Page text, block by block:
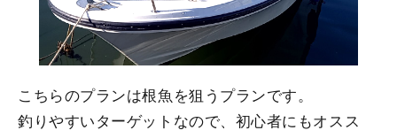
こちらのプランは根魚を狙うプランです。
釣りやすいターゲットなので、初心者にもオスス